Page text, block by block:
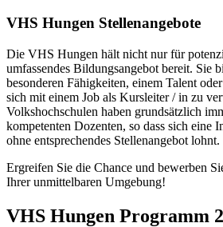
VHS Hungen Stellenangebote
Die VHS Hungen hält nicht nur für
umfassendes Bildungsangebot bereit. Sie
besonderen Fähigkeiten, einem Talent
sich mit einem Job als Kursleiter / in zu
Volkshochschulen haben grundsätzlich
kompetenten Dozenten, so dass sich eine
ohne entsprechendes Stellenangebot lohnt.
Ergreifen Sie die Chance und bewerben
Ihrer unmittelbaren Umgebung!
VHS Hungen Programm